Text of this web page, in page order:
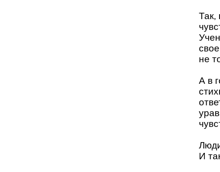
Так,
не
А в
И